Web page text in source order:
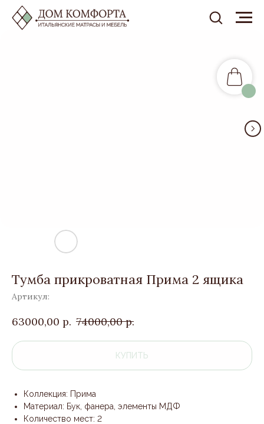
Тумба прикроватная Прима 2 ящика
Артикул:
63000,00 р. 74000,00 р.
КУПИТЬ
Коллекция: Прима
Материал: Бук, фанера, элементы МДФ
Количество мест: 2